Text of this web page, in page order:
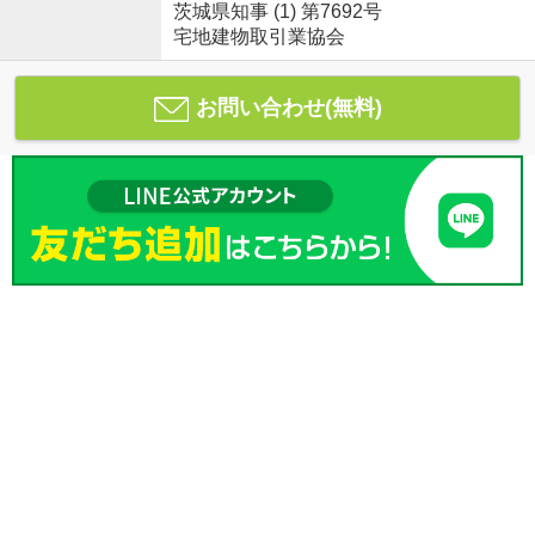
茨城県知事 (1) 第7692号
宅地建物取引業協会
お問い合わせ(無料)